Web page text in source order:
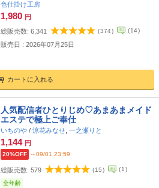
色仕掛け工房
1,980 円
総販売数: 6,341 (374) (14)
販売日 : 2026年07月25日
カートに入れる
人気配信者ひとりじめ♡あまあまメイド
エステで極上ご奉仕
いちのや / 涼花みなせ 一之瀬りと
1,144 円
20%OFF ～09/01 23:59
総販売数: 579 (15) (1 )
全年齢